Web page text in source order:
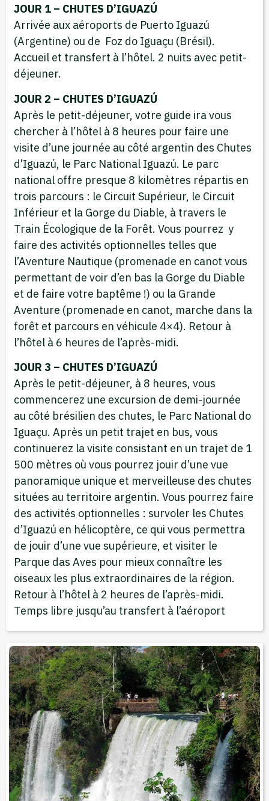
JOUR 1 – CHUTES D’IGUAZÚ
Arrivée aux aéroports de Puerto Iguazú
(Argentine) ou de Foz do Iguaçu (Brésil).
Accueil et transfert à l’hôtel. 2 nuits avec petit-
déjeuner.
JOUR 2 – CHUTES D’IGUAZÚ
Après le petit-déjeuner, votre guide ira vous
chercher à l’hôtel à 8 heures pour faire une
visite d’une journée au côté argentin des Chutes
d’Iguazú, le Parc National Iguazú. Le parc
national offre presque 8 kilomètres répartis en
trois parcours : le Circuit Supérieur, le Circuit
Inférieur et la Gorge du Diable, à travers le
Train Écologique de la Forêt. Vous pourrez y
faire des activités optionnelles telles que
l’Aventure Nautique (promenade en canot vous
permettant de voir d’en bas la Gorge du Diable
et de faire votre baptême !) ou la Grande
Aventure (promenade en canot, marche dans la
forêt et parcours en véhicule 4×4). Retour à
l’hôtel à 6 heures de l’après-midi.
JOUR 3 – CHUTES D’IGUAZÚ
Après le petit-déjeuner, à 8 heures, vous
commencerez une excursion de demi-journée
au côté brésilien des chutes, le Parc National do
Iguaçu. Après un petit trajet en bus, vous
continuerez la visite consistant en un trajet de 1
500 mètres où vous pourrez jouir d’une vue
panoramique unique et merveilleuse des chutes
situées au territoire argentin. Vous pourrez faire
des activités optionnelles : survoler les Chutes
d’Iguazú en hélicoptère, ce qui vous permettra
de jouir d’une vue supérieure, et visiter le
Parque das Aves pour mieux connaître les
oiseaux les plus extraordinaires de la région.
Retour à l’hôtel à 2 heures de l’après-midi.
Temps libre jusqu’au transfert à l’aéroport